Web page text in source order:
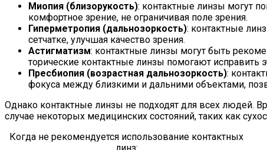
Миопия (близорукость): контактные линзы могут
комфортное зрение, не ограничивая поле зрения.
Гиперметропия (дальнозоркость): контактные
сетчатке, улучшая качество зрения.
Астигматизм: контактные линзы могут быть
торические контактные линзы помогают исправить
Пресбиопия (возрастная дальнозоркость):
фокуса между близкими и дальними объектами,
Однако контактные линзы не подходят для всех людей.
случае некоторых медицинских состояний, таких как
Когда не рекомендуется использование контактных